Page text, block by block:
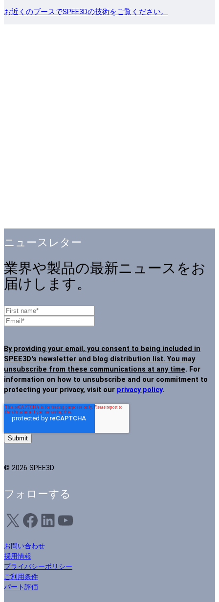
お近くのブースでSPEE3Dの技術をご覧ください。
ニュースレター
業界や製品の最新ニュースをお
届けします。
By providing your email, you consent to being included in
SPEE3D's newsletter and blog distribution list. You may
unsubscribe from these communications at any time. For
information on how to unsubscribe and our commitment to
protecting your privacy, visit our privacy policy.
© 2026 SPEE3D
フォローする
X フェイスブックLinkedIn ユーチューブ
お問い合わせ
採用情報
プライバシーポリシー
ご利用条件
パート評価